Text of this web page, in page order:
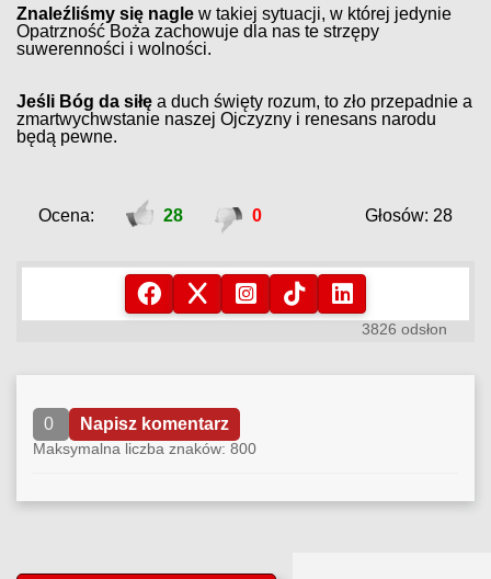
Znaleźliśmy się nagle w takiej sytuacji, w której jedynie
Opatrzność Boża zachowuje dla nas te strzępy
suwerenności i wolności.
Jeśli Bóg da siłę a duch święty rozum, to zło przepadnie a
zmartwychwstanie naszej Ojczyzny i renesans narodu
będą pewne.
Ocena: 28 0 Głosów: 28
3826 odsłon
0 Napisz komentarz
Maksymalna liczba znaków: 800